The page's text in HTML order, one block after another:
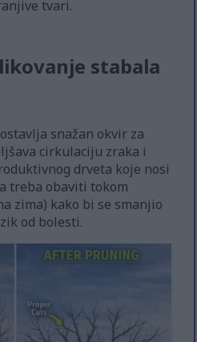
tvari.
stabala
snažan okvir za
cirkulaciju zraka i
drveta koje nosi
treba obaviti tokom
zima) kako bi se smanjio
od bolesti.